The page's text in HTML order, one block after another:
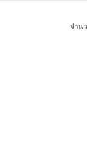
จำน